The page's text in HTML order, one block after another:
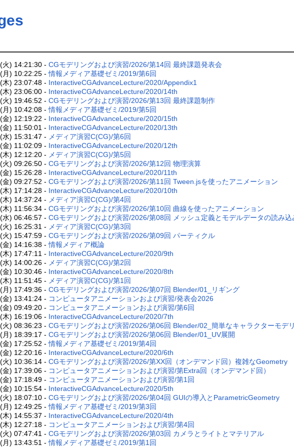
火) 14:21:30 - CGモデリングおよび演習/2026/第14回 最終課題発表会
月) 10:22:25 -情報メディア基礎ゼミ/2019/第6回
木) 23:07:48 - InteractiveCGAdvanceLecture/2020/Appendix1
木) 23:06:00 - InteractiveCGAdvanceLecture/2020/14th
火) 19:46:52 - CGモデリングおよび演習/2026/第13回 最終課題制作
月) 10:42:08 -情報メディア基礎ゼミ/2019/第5回
金) 12:19:22 - InteractiveCGAdvanceLecture/2020/15th
金) 11:50:01 - InteractiveCGAdvanceLecture/2020/13th
水) 15:31:47 - メディア演習C(CG)/第6回
金) 11:02:09 - InteractiveCGAdvanceLecture/2020/12th
木) 12:12:20 - メディア演習C(CG)/第5回
火) 09:26:50 - CGモデリングおよび演習/2026/第12回 物理演算
金) 15:26:28 - InteractiveCGAdvanceLecture/2020/11th
金) 09:27:52 - CGモデリングおよび演習/2026/第11回 Tween.jsを使ったアニメーション
木) 17:14:28 - InteractiveCGAdvanceLecture/2020/10th
木) 14:37:24 - メディア演習C(CG)/第4回
木) 11:56:34 - CGモデリングおよび演習/2026/第10回 曲線を使ったアニメーション
水) 06:46:57 - CGモデリングおよび演習/2026/第08回 メッシュ定義とモデルデータの読み込
火) 16:25:31 - メディア演習C(CG)/第3回
火) 15:47:59 - CGモデリングおよび演習/2026/第09回 パーティクル
金) 14:16:38 -情報メディア概論
木) 17:47:11 - InteractiveCGAdvanceLecture/2020/9th
水) 14:00:26 - メディア演習C(CG)/第2回
金) 10:30:46 - InteractiveCGAdvanceLecture/2020/8th
木) 11:51:45 - メディア演習C(CG)/第1回
月) 17:49:36 - CGモデリングおよび演習/2026/第07回 Blender/01_リギング
金) 13:41:24 - コンピュータアニメーションおよび演習/発表会2026
金) 09:49:20 - コンピュータアニメーションおよび演習/第6回
木) 16:19:06 - InteractiveCGAdvanceLecture/2020/7th
火) 08:36:23 - CGモデリングおよび演習/2026/第06回 Blender/02_簡単なキャラクターモデ
月) 18:39:17 - CGモデリングおよび演習/2026/第06回 Blender/01_UV展開
金) 17:25:52 -情報メディア基礎ゼミ/2019/第4回
金) 12:20:16 - InteractiveCGAdvanceLecture/2020/6th
火) 10:36:14 - CGモデリングおよび演習/2026/第XX回（オンデマンド回）複雑なGeometry
金) 17:39:06 - コンピュータアニメーションおよび演習/第Extra回（オンデマンド回）
金) 17:18:49 - コンピュータアニメーションおよび演習/第1回
金) 10:15:54 - InteractiveCGAdvanceLecture/2020/5th
火) 18:07:10 - CGモデリングおよび演習/2026/第04回 GUIの導入とParametricGeometry
月) 12:49:25 -情報メディア基礎ゼミ/2019/第3回
木) 14:55:37 - InteractiveCGAdvanceLecture/2020/4th
木) 12:27:18 - コンピュータアニメーションおよび演習/第4回
火) 07:47:41 - CGモデリングおよび演習/2026/第03回 カメラとライトとマテリアル
月) 13:43:51 -情報メディア基礎ゼミ/2019/第1回